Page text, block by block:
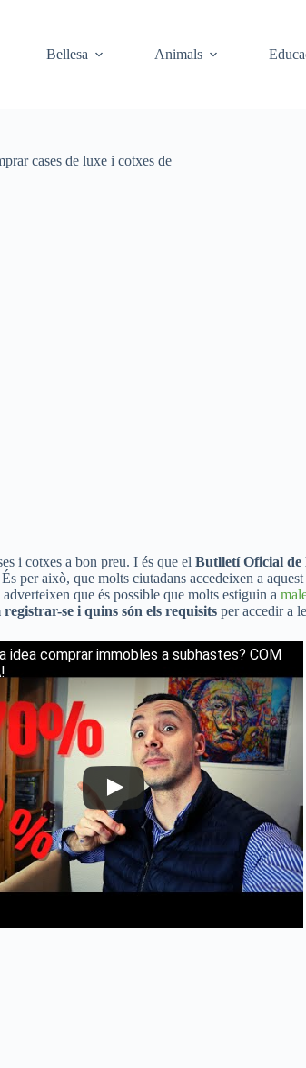
Bellesa Animals
cases de luxe i cotxes de
i cotxes a bon preu. I és que el Butlletí Oficial de
per això, que molts ciutadans accedeixen a
que és possible que molts estiguin a
registrar-se i quins són els requisits per accedir a
idea comprar immobles a subhastes? COM